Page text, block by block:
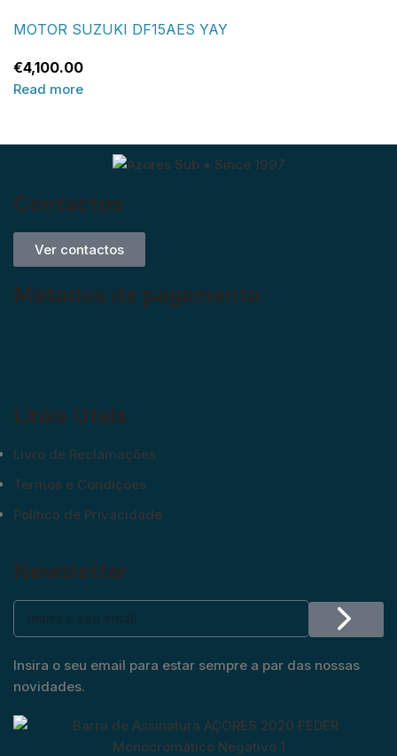
MOTOR SUZUKI DF15AES YAY
€4,100.00
Read more
Contactos
Ver contactos
Métodos de pagamento
Links Uteis
Livro de Reclamações
Termos e Condições
Política de Privacidade
Newsletter
Insira o seu email para estar sempre a par das nossas
novidades.